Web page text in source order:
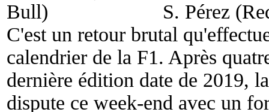
S. Pérez
C'est un retour brutal
calendrier de la F1. Après
dernière édition date de 2019,
dispute ce week-end avec un